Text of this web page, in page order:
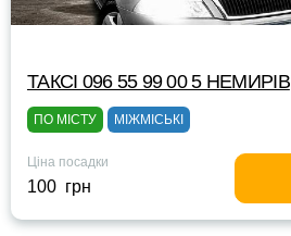
ТАКСІ 096 55 99 00 5 НЕМИРІВ
ПО МІСТУ МІЖМІСЬКІ
Ціна посадки
100 грн